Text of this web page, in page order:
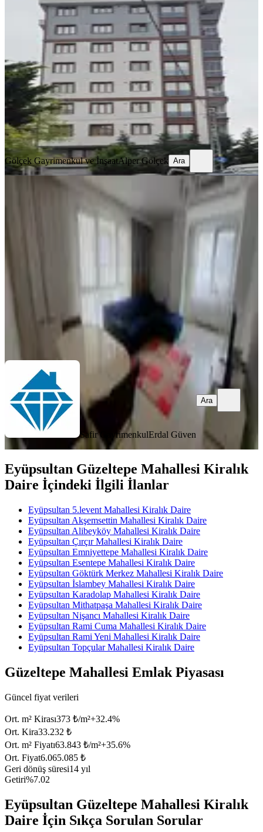
Güzeltepe'de Eşyalı Site İçinde
Metroya Yakın 2+1 Daire
Eyüpsultan, Güzeltepe Mahallesi
2+1
·100 m² · 4. Kat 13.05.2026
50.000 ₺
Gölçek Gayrimenkul ve İnşaat Alper Gölçek
Ara
Gölçek Gayrimenkul ve İnşaatAlper Gölçek Ara
MANZARALI
Alibeyköy Beyoğlu Tünel Evlerinde
Full Eşyalı 2 +1
Eyüpsultan, Güzeltepe Mahallesi
Safir GayrimenkulErdal Güven
Safir GayrimenkulErdal Güven
Ara
Eyüpsultan Güzeltepe Mahallesi Kiralık
Daire İçindeki İlgili İlanlar
Eyüpsultan 5.levent Mahallesi Kiralık Daire
Eyüpsultan Akşemsettin Mahallesi Kiralık Daire
Eyüpsultan Alibeyköy Mahallesi Kiralık Daire
Eyüpsultan Çırçır Mahallesi Kiralık Daire
Eyüpsultan Emniyettepe Mahallesi Kiralık Daire
Eyüpsultan Esentepe Mahallesi Kiralık Daire
Eyüpsultan Göktürk Merkez Mahallesi Kiralık Daire
Eyüpsultan İslambey Mahallesi Kiralık Daire
Eyüpsultan Karadolap Mahallesi Kiralık Daire
Eyüpsultan Mithatpaşa Mahallesi Kiralık Daire
Eyüpsultan Nişancı Mahallesi Kiralık Daire
Eyüpsultan Rami Cuma Mahallesi Kiralık Daire
Eyüpsultan Rami Yeni Mahallesi Kiralık Daire
Eyüpsultan Topçular Mahallesi Kiralık Daire
Güzeltepe Mahallesi Emlak Piyasası
Güncel fiyat verileri
Ort. m² Kirası373 ₺/m²+32.4%
Ort. Kira33.232 ₺
Ort. m² Fiyatı63.843 ₺/m²+35.6%
Ort. Fiyat6.065.085 ₺
Geri dönüş süresi14 yıl
Getiri%7.02
Eyüpsultan Güzeltepe Mahallesi Kiralık
Daire İçin Sıkça Sorulan Sorular